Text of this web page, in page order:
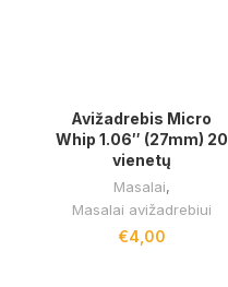
Avižadrebis Micro
Whip 1.06″ (27mm) 20
vienetų
Masalai,
Masalai avižadrebiui
€4,00